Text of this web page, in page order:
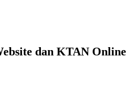
dan KTAN Online